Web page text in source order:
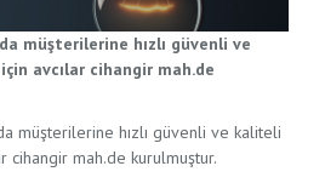
müşterilerine hızlı güvenli ve
avcılar cihangir mah.de
müşterilerine hızlı güvenli ve kaliteli
cihangir mah.de kurulmuştur.